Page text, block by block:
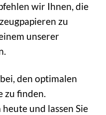
wir Ihnen, die
zu
unserer
den optimalen
zu finden.
und lassen Sie